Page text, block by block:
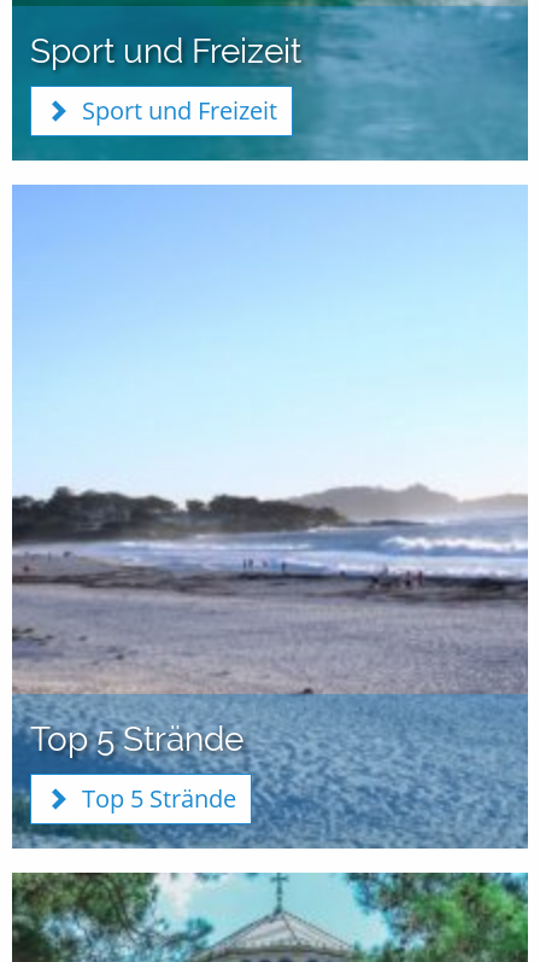
Sport und Freizeit
Sport und Freizeit
Top 5 Strände
Top 5 Strände